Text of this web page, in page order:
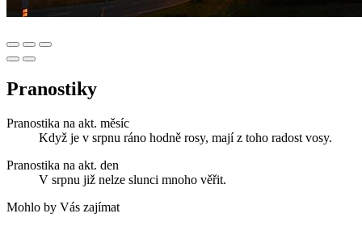
Pranostiky
Pranostika na akt. měsíc
Když je v srpnu ráno hodně rosy, mají z toho radost vosy.
Pranostika na akt. den
V srpnu již nelze slunci mnoho věřit.
Mohlo by Vás zajímat